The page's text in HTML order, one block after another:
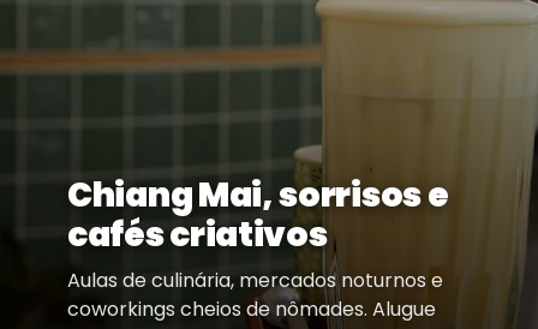
Chiang Mai, sorrisos e
cafés criativos
Aulas de culinária, mercados noturnos e
coworkings cheios de nômades. Alugue